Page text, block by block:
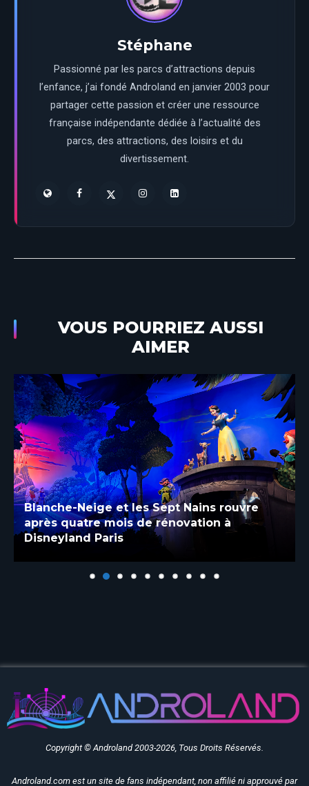
Stéphane
Passionné par les parcs d’attractions depuis
l’enfance, j’ai fondé Androland en janvier 2003 pour
partager cette passion et créer une ressource
française indépendante dédiée à l’actualité des
parcs, des attractions, des loisirs et du
divertissement.
VOUS POURRIEZ AUSSI
AIMER
Blanche-Neige et les Sept Nains rouvre
après quatre mois de rénovation à
Disneyland Paris
Copyright © Androland 2003-2026, Tous Droits Réservés.
Androland.com est un site de fans indépendant, non affilié ni approuvé par